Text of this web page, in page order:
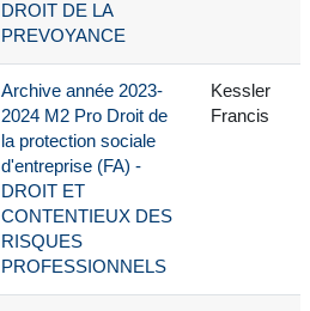
DROIT DE LA
PREVOYANCE
Archive année 2023-
2024 M2 Pro Droit de
la protection sociale
d'entreprise (FA) -
DROIT ET
CONTENTIEUX DES
RISQUES
PROFESSIONNELS
Kessler
Francis